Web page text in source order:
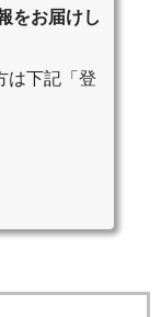
をお届けし
は下記「登